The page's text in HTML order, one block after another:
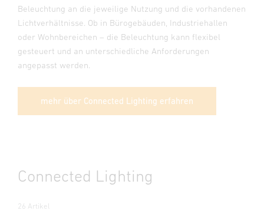
Beleuchtung an die jeweilige Nutzung und die vorhandenen
Lichtverhältnisse. Ob in Bürogebäuden, Industriehallen
oder Wohnbereichen – die Beleuchtung kann flexibel
gesteuert und an unterschiedliche Anforderungen
angepasst werden.
mehr über Connected Lighting erfahren
Connected Lighting
26 Artikel